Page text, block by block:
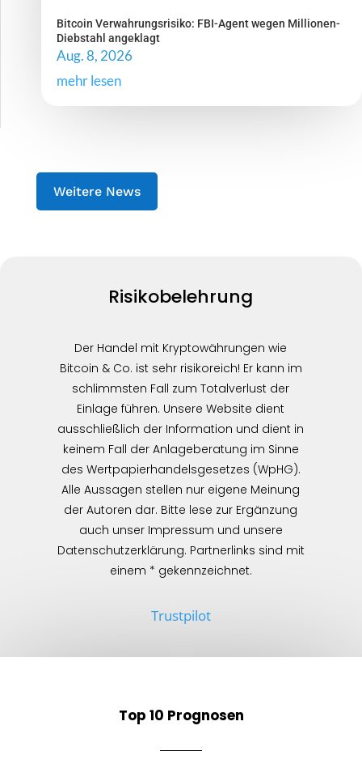
Bitcoin Verwahrungsrisiko: FBI-Agent wegen Millionen-
Diebstahl angeklagt
Aug. 8, 2026
mehr lesen
Weitere News
Risikobelehrung
Der Handel mit Kryptowährungen wie
Bitcoin & Co. ist sehr risikoreich! Er kann im
schlimmsten Fall zum Totalverlust der
Einlage führen. Unsere Website dient
ausschließlich der Information und dient in
keinem Fall der Anlageberatung im Sinne
des Wertpapierhandelsgesetzes (WpHG).
Alle Aussagen stellen nur eigene Meinung
der Autoren dar. Bitte lese zur Ergänzung
auch unser Impressum und unsere
Datenschutzerklärung. Partnerlinks sind mit
einem * gekennzeichnet.
Trustpilot
Top 10 Prognosen